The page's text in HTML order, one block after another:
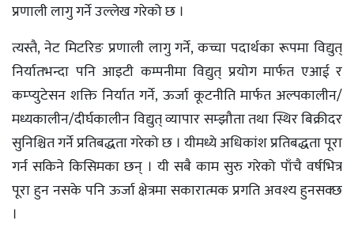
प्रणाली लागु गर्ने उल्लेख गरेको छ ।
त्यस्तै, नेट मिटरिङ प्रणाली लागु गर्ने, कच्चा पदार्थका रूपमा विद्युत्
निर्यातभन्दा पनि आइटी कम्पनीमा विद्युत् प्रयोग मार्फत एआई र
कम्प्युटेसन शक्ति निर्यात गर्ने, ऊर्जा कूटनीति मार्फत अल्पकालीन/
मध्यकालीन/दीर्घकालीन विद्युत् व्यापार सम्झौता तथा स्थिर बिक्रीदर
सुनिश्चित गर्ने प्रतिबद्धता गरेको छ । यीमध्ये अधिकांश प्रतिबद्धता पूरा
गर्न सकिने किसिमका छन् । यी सबै काम सुरु गरेको पाँचै वर्षभित्र
पूरा हुन नसके पनि ऊर्जा क्षेत्रमा सकारात्मक प्रगति अवश्य हुनसक्छ
।